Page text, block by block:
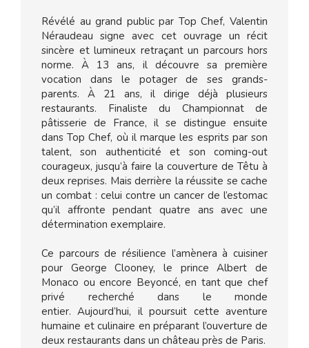
Révélé au grand public par Top Chef, Valentin
Néraudeau signe avec cet ouvrage un récit
sincère et lumineux retraçant un parcours hors
norme. À 13 ans, il découvre sa première
vocation dans le potager de ses grands-
parents. À 21 ans, il dirige déjà plusieurs
restaurants. Finaliste du Championnat de
pâtisserie de France, il se distingue ensuite
dans Top Chef, où il marque les esprits par son
talent, son authenticité et son coming-out
courageux, jusqu’à faire la couverture de Têtu à
deux reprises. Mais derrière la réussite se cache
un combat : celui contre un cancer de l’estomac
qu’il affronte pendant quatre ans avec une
détermination exemplaire.
Ce parcours de résilience l’amènera à cuisiner
pour George Clooney, le prince Albert de
Monaco ou encore Beyoncé, en tant que chef
privé recherché dans le monde
entier. Aujourd’hui, il poursuit cette aventure
humaine et culinaire en préparant l’ouverture de
deux restaurants dans un château près de Paris.